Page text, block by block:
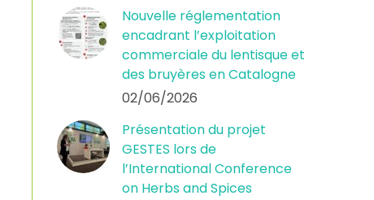
Nouvelle réglementation
encadrant l’exploitation
commerciale du lentisque et
des bruyères en Catalogne
02/06/2026
Présentation du projet
GESTES lors de
l’International Conference
on Herbs and Spices